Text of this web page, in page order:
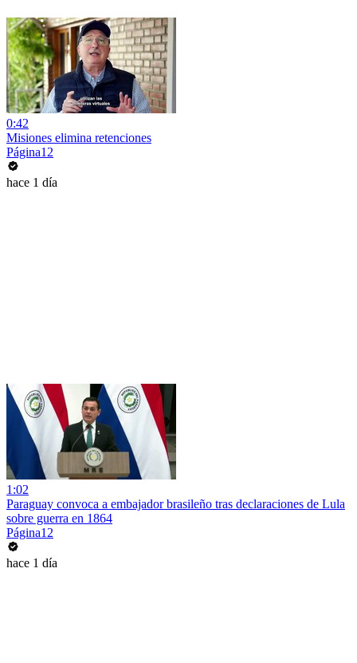
0:42
Misiones elimina retenciones
Página12
hace 1 día
1:02
Paraguay convoca a embajador brasileño tras declaraciones de Lula
sobre guerra en 1864
Página12
hace 1 día